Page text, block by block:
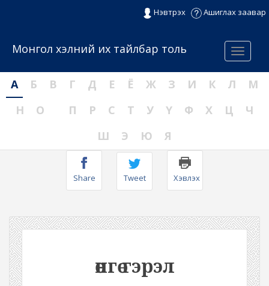
Нэвтрэх Ашиглах заавар
Menu
Монгол хэлний их тайлбар толь
А Б В Г Д Е Ё Ж З И К Л
М
Н
О П Р С Т У Ү Ф Х Ц
Ч
Ш
Э Ю Я
Share Tweet Хэвлэх
өнгө гэрэл